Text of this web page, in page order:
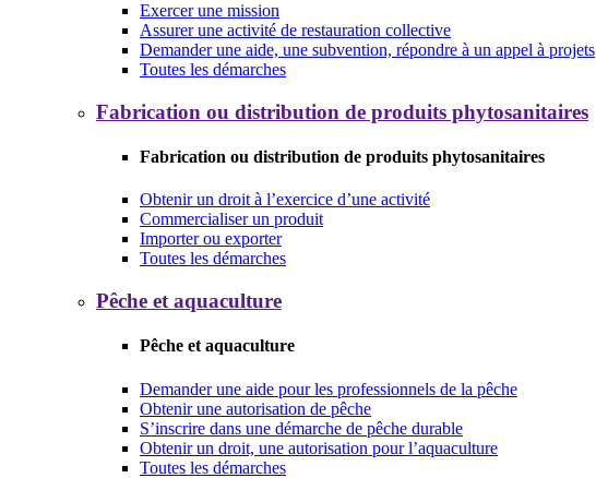
Exercer une mission
Assurer une activité de restauration collective
Demander une aide, une subvention, répondre à un appel à projets
Toutes les démarches
Fabrication ou distribution de produits phytosanitaires
Fabrication ou distribution de produits phytosanitaires
Obtenir un droit à l’exercice d’une activité
Commercialiser un produit
Importer ou exporter
Toutes les démarches
Pêche et aquaculture
Pêche et aquaculture
Demander une aide pour les professionnels de la pêche
Obtenir une autorisation de pêche
S’inscrire dans une démarche de pêche durable
Obtenir un droit, une autorisation pour l’aquaculture
Toutes les démarches